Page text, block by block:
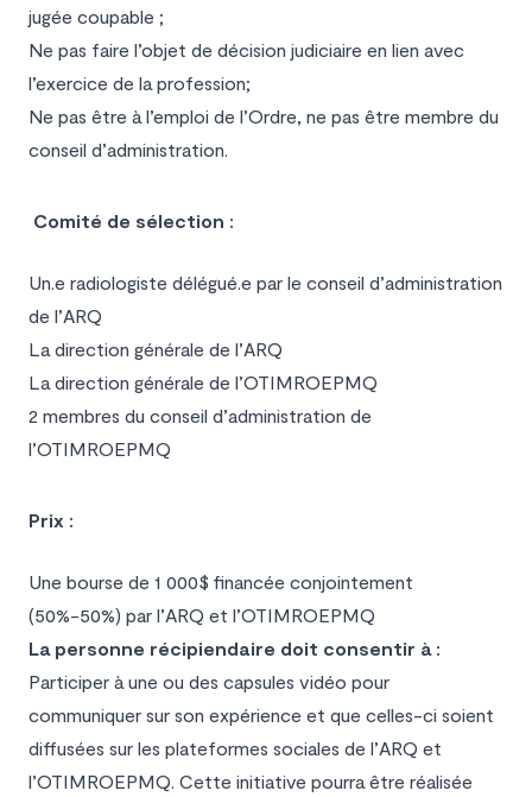
jugée coupable ;
Ne pas faire l’objet de décision judiciaire en lien avec
l’exercice de la profession;
Ne pas être à l’emploi de l’Ordre, ne pas être membre du
conseil d’administration.
Comité de sélection :
Un.e radiologiste délégué.e par le conseil d’administration
de l’ARQ
La direction générale de l’ARQ
La direction générale de l’OTIMROEPMQ
2 membres du conseil d’administration de
l’OTIMROEPMQ
Prix :
Une bourse de 1 000$ financée conjointement
(50%-50%) par l’ARQ et l’OTIMROEPMQ
La personne récipiendaire doit consentir à :
Participer à une ou des capsules vidéo pour
communiquer sur son expérience et que celles-ci soient
diffusées sur les plateformes sociales de l’ARQ et
l’OTIMROEPMQ. Cette initiative pourra être réalisée